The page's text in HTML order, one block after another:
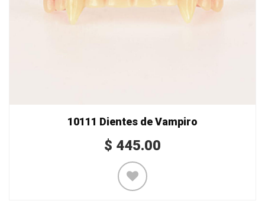
10111 Dientes de Vampiro
$ 445.00